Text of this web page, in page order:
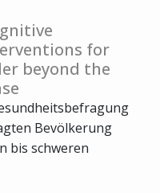
for
beyond the
Bevölkerung
bis schweren